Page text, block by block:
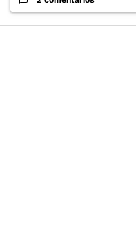
PUBLICIDAD